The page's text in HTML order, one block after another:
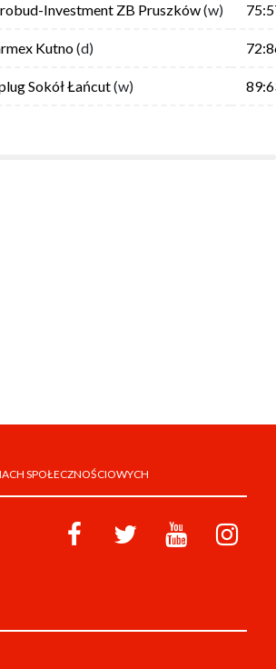
Investment ZB Pruszków(w)
Kutno(d)
Sokół Łańcut(w)
Investment ZB Pruszków(w)
Kutno(d)
Sokół Łańcut(w)
SPOŁECZNOŚCIOWYCH